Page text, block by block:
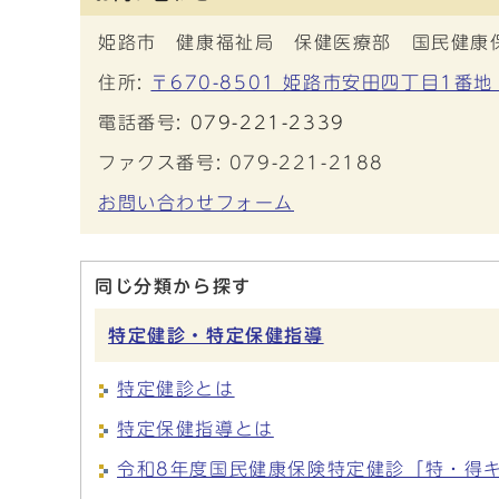
姫路市 健康福祉局 保健医療部 国民健康
住所: 〒670-8501 姫路市安田四丁目1番地
電話番号: 079-221-2339
ファクス番号: 079-221-2188
お問い合わせフォーム
同じ分類から探す
特定健診・特定保健指導
特定健診とは
特定保健指導とは
令和8年度国民健康保険特定健診「特・得